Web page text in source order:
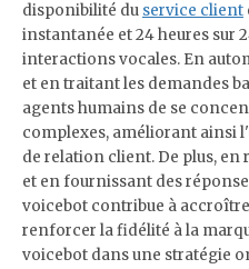
disponibilité du service client
instantanée et 24 heures sur
interactions vocales. En
et en traitant les demandes
agents humains de se
complexes, améliorant ainsi
de relation client. De plus,
et en fournissant des
voicebot contribue à
renforcer la fidélité à la
voicebot dans une stratégie